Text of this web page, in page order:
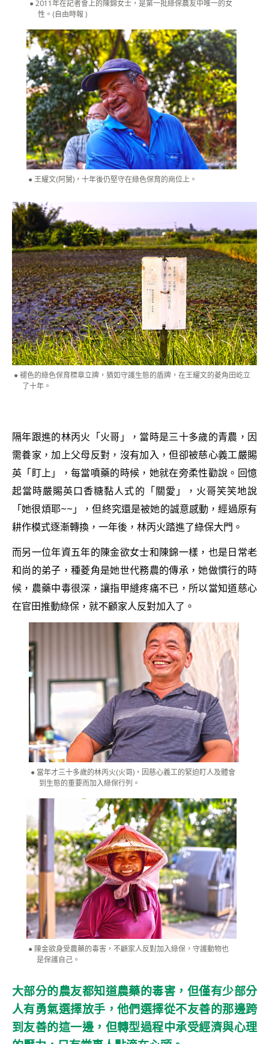
2011年在記者會上的陳錦女士，是第一批綠保農友中唯一的女
性。(自由時報 )
王耀文(阿舅)，十年後仍堅守在綠色保育的崗位上。
褪色的綠色保育標章立牌，猶如守護生態的盾牌，在王耀文的菱角田屹立
了十年。
隔年跟進的林丙火「火哥」，當時是三十多歲的青農，因
需養家，加上父母反對，沒有加入，但卻被慈心義工嚴賜
英「盯上」，每當噴藥的時候，她就在旁柔性勸說。回憶
起當時嚴賜英口香糖黏人式的「關愛」，火哥笑笑地說
「她很煩耶~~」，但終究還是被她的誠意感動，經過原有
耕作模式逐漸轉換，一年後，林丙火踏進了綠保大門。
而另一位年資五年的陳金欲女士和陳錦一樣，也是日常老
和尚的弟子，種菱角是她世代務農的傳承，她做慣行的時
候，農藥中毒很深，讓指甲縫疼痛不已，所以當知道慈心
在官田推動綠保，就不顧家人反對加入了。
當年才三十多歲的林丙火(火哥)，因慈心義工的緊迫盯人及體會
到生態的重要而加入綠保行列。
陳金欲身受農藥的毒害，不顧家人反對加入綠保，守護動物也
是保護自己。
大部分的農友都知道農藥的毒害，但僅有少部分
人有勇氣選擇放手，他們選擇從不友善的那邊跨
到友善的這一邊，但轉型過程中承受經濟與心理